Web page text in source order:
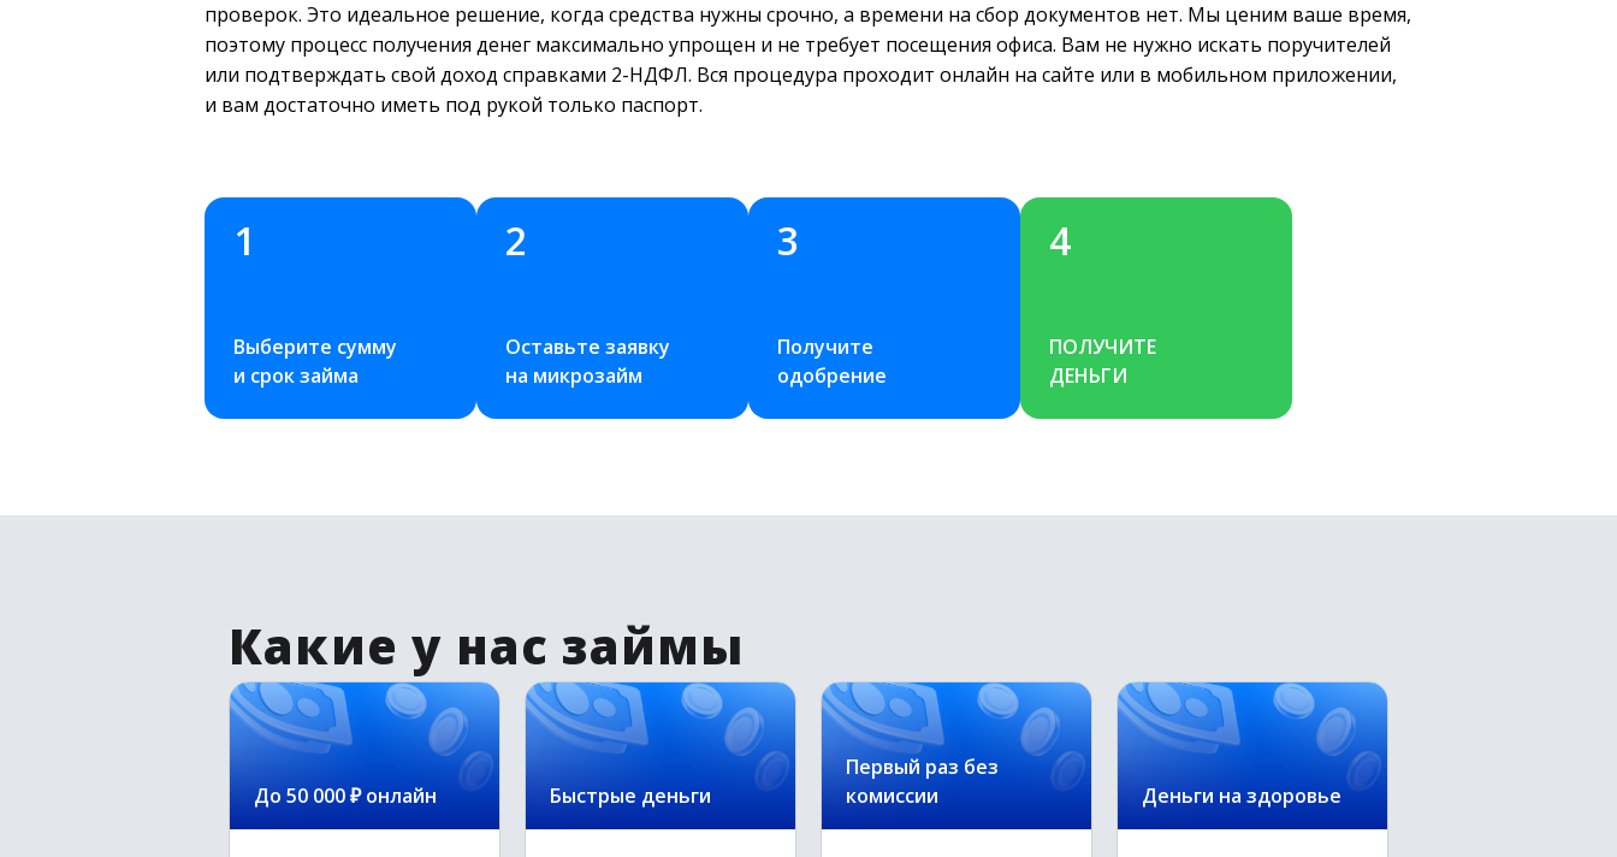
проверок. Это идеальное решение, когда средства нужны срочно, а времени на сбор документов нет. Мы ценим ваше время,
поэтому процесс получения денег максимально упрощен и не требует посещения офиса. Вам не нужно искать поручителей
или подтверждать свой доход справками 2-НДФЛ. Вся процедура проходит онлайн на сайте или в мобильном приложении,
и вам достаточно иметь под рукой только паспорт.
1
Выберите сумму
и срок займа
2
Оставьте заявку
на микрозайм
3
Получите
одобрение
4
ПОЛУЧИТЕ
ДЕНЬГИ
Какие у нас займы
До 50 000 ₽ онлайн Быстрые деньги
Первый раз без
комиссии
Деньги на здоровье